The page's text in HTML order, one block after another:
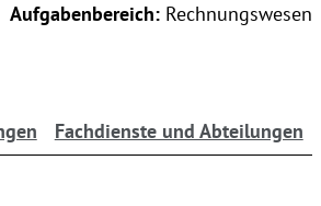
Aufgabenbereich:Rechnungswesen
Fachdienste und Abteilungen